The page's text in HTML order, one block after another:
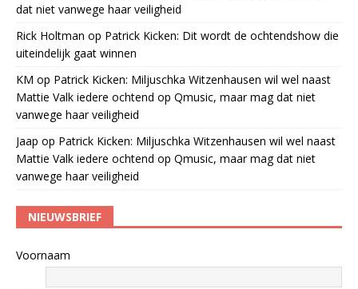
dat niet vanwege haar veiligheid
Rick Holtman op Patrick Kicken: Dit wordt de ochtendshow die
uiteindelijk gaat winnen
KM op Patrick Kicken: Miljuschka Witzenhausen wil wel naast
Mattie Valk iedere ochtend op Qmusic, maar mag dat niet
vanwege haar veiligheid
Jaap op Patrick Kicken: Miljuschka Witzenhausen wil wel naast
Mattie Valk iedere ochtend op Qmusic, maar mag dat niet
vanwege haar veiligheid
NIEUWSBRIEF
Voornaam